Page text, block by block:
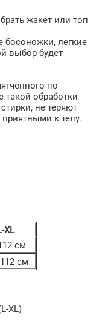
жакет или топ
легкие
выбор будет
по
такой обработки
не теряют
к телу.
XL
см
см
XL)